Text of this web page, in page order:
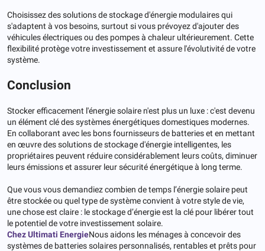
Choisissez des solutions de stockage d'énergie modulaires qui
s'adaptent à vos besoins, surtout si vous prévoyez d'ajouter des
véhicules électriques ou des pompes à chaleur ultérieurement. Cette
flexibilité protège votre investissement et assure l'évolutivité de votre
système.
Conclusion
Stocker efficacement l'énergie solaire n'est plus un luxe : c'est devenu
un élément clé des systèmes énergétiques domestiques modernes.
En collaborant avec les bons fournisseurs de batteries et en mettant
en œuvre des solutions de stockage d'énergie intelligentes, les
propriétaires peuvent réduire considérablement leurs coûts, diminuer
leurs émissions et assurer leur sécurité énergétique à long terme.
Que vous vous demandiez combien de temps l’énergie solaire peut
être stockée ou quel type de système convient à votre style de vie,
une chose est claire : le stockage d’énergie est la clé pour libérer tout
le potentiel de votre investissement solaire.
Chez Ultimati EnergieNous aidons les ménages à concevoir des
systèmes de batteries solaires personnalisés, rentables et prêts pour